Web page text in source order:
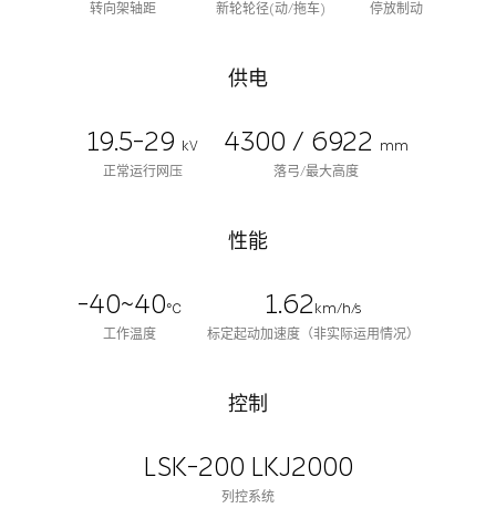
转向架轴距
新轮轮径(动/拖车)
停放制动
供电
19.5-29
kV
正常运行网压
4300 / 6922
mm
落弓/最大高度
性能
-40~40℃
工作温度
1.62 km/h/s
标定起动加速度（非实际运用情况）
控制
LSK-200 LKJ2000
列控系统